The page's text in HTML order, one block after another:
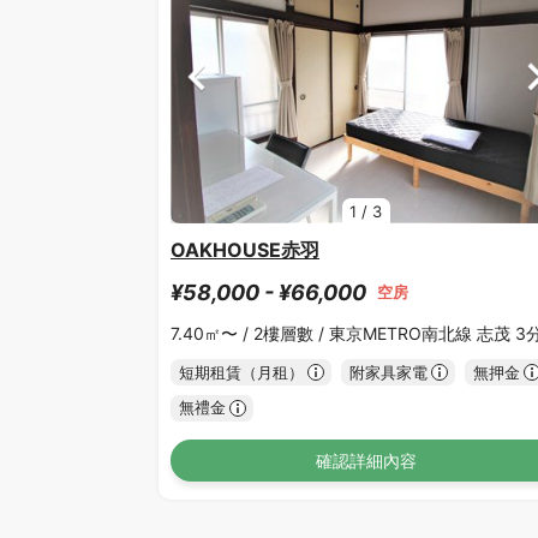
1 / 3
OAKHOUSE赤羽
¥58,000 - ¥66,000 空房
7.40㎡〜 / 2樓層數 / 東京METRO南北線 志茂 3
短期租賃（月租） 附家具家電
無押金
無禮金
確認詳細內容